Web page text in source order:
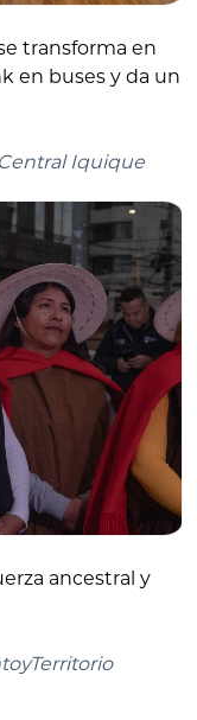
transforma en
en buses y da un
Iquique
ancestral y